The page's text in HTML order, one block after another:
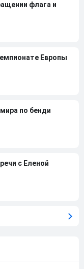
флага и
Европы
по бенди
с Еленой